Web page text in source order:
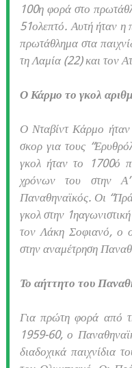
100η φορά στο
51ολεπτό. Αυτή ήταν η
πρωτάθλημα στα
τη Λαμία (22) και τον
Ο Κάρμο το γκολ
Ο Νταβίντ Κάρμο ήταν
σκορ για τους
γκολ ήταν το 1700ό
χρόνων του στην
Παναθηναϊκός. Οι
γκολ στην
τον Λάκη Σοφιανό, ο
στην αναμέτρηση
Το αήττητο του
Για πρώτη φορά από
1959-60, ο
διαδοχικά παιχνίδια